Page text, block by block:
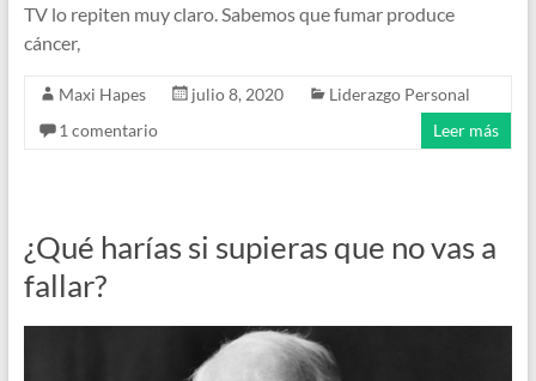
TV lo repiten muy claro. Sabemos que fumar produce
cáncer,
Maxi Hapes julio 8, 2020
Liderazgo Personal
1 comentario
Leer más
¿Qué harías si supieras que no vas a
fallar?